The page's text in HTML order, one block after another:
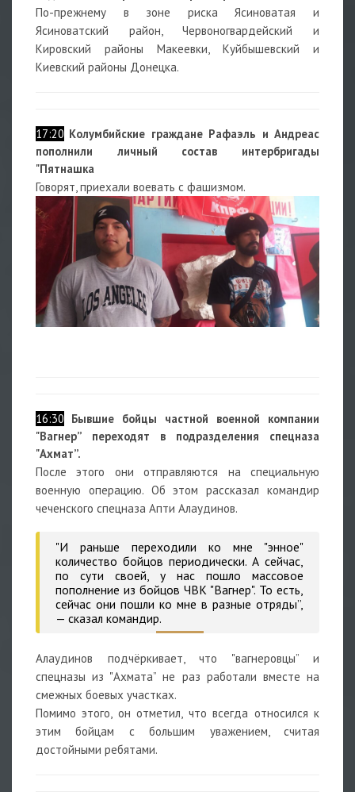
По-прежнему в зоне риска Ясиноватая и
Ясиноватский район, Червоногвардейский и
Кировский районы Макеевки, Куйбышевский и
Киевский районы Донецка.
17:20 Колумбийские граждане Рафаэль и Андреас
пополнили личный состав интербригады
"Пятнашка
Говорят, приехали воевать с фашизмом.
16:30 Бывшие бойцы частной военной компании
"Вагнер” переходят в подразделения спецназа
"Ахмат”.
После этого они отправляются на специальную
военную операцию. Об этом рассказал командир
чеченского спецназа Апти Алаудинов.
"И раньше переходили ко мне "энное"
количество бойцов периодически. А сейчас,
по сути своей, у нас пошло массовое
пополнение из бойцов ЧВК "Вагнер". То есть,
сейчас они пошли ко мне в разные отряды”,
— сказал командир.
Алаудинов подчёркивает, что "вагнеровцы” и
спецназы из "Ахмата” не раз работали вместе на
смежных боевых участках.
Помимо этого, он отметил, что всегда относился к
этим бойцам с большим уважением, считая
достойными ребятами.